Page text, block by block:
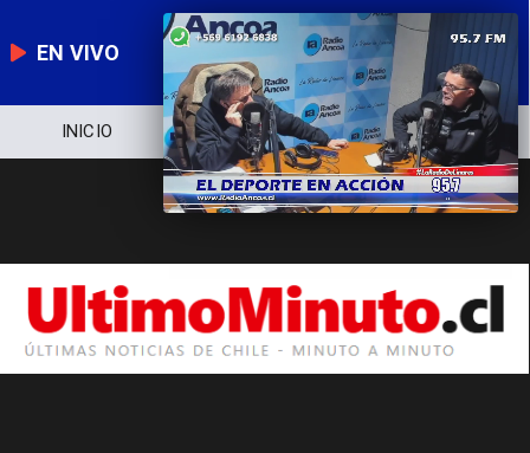
EN VIVO
INICIO NOTICIERO POLÍTICA